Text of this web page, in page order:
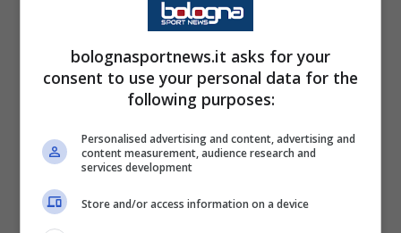
lo portano a dominare il gioco aereo. Oltre a
questo, dispone di molta pulizia tecnica con
lanci lunghi.
Hellandsi è imposto fin da giovanissimo
nell’Eliteserien (la massima serie norvegese) e
ha subito attirato l’attenzione di molti top
bolognasportnews.it asks for your
consent to use your personal data for the
following purposes:
Personalised advertising and content, advertising and
content measurement, audience research and
services development
Store and/or access information on a device